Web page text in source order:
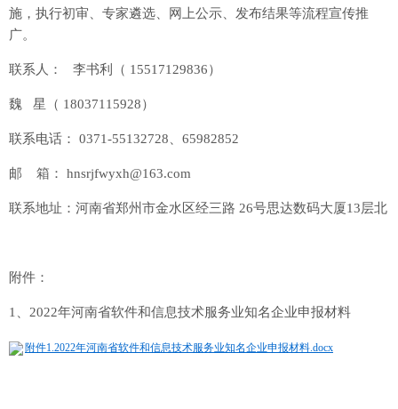
施，执行初审、专家遴选、网上公示、发布结果等流程宣传推
广。
联系人： 李书利（ 15517129836）
魏 星（ 18037115928）
联系电话： 0371-55132728、65982852
邮 箱： hnsrjfwyxh@163.com
联系地址：河南省郑州市金水区经三路 26号思达数码大厦13层北
附件：
1、2022年河南省软件和信息技术服务业知名企业申报材料
附件1.2022年河南省软件和信息技术服务业知名企业申报材料.docx